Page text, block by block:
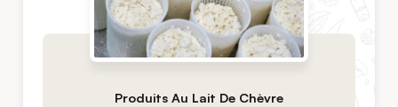
Produits Au Lait De Chèvre